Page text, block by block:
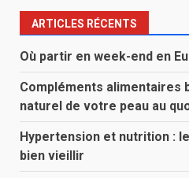
ARTICLES RÉCENTS
Où partir en week-end en
Compléments alimentaires
naturel de votre peau au
Hypertension et nutrition :
bien vieillir